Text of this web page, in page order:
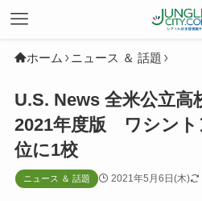
ホーム ニュース ＆ 話題
U.S. News 全米公立高
2021年度版 ワシント
位に1校
ニュース ＆ 話題 2021年5月6日(木)